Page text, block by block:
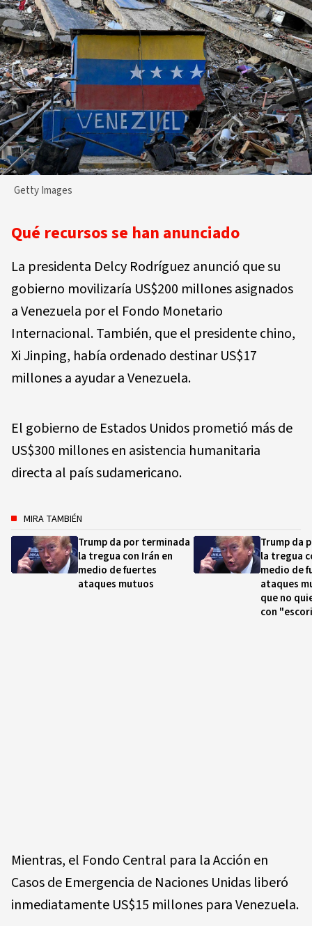
Getty Images
Qué recursos se han anunciado
La presidenta Delcy Rodríguez anunció que su
gobierno movilizaría US$200 millones asignados
a Venezuela por el Fondo Monetario
Internacional. También, que el presidente chino,
Xi Jinping, había ordenado destinar US$17
millones a ayudar a Venezuela.
El gobierno de Estados Unidos prometió más de
US$300 millones en asistencia humanitaria
directa al país sudamericano.
MIRA TAMBIÉN
Trump da por terminada
la tregua con Irán en
medio de fuertes
ataques mutuos
Trump da
la tregua
medio de
ataques
que no
con
Mientras, el Fondo Central para la Acción en
Casos de Emergencia de Naciones Unidas liberó
inmediatamente US$15 millones para Venezuela.